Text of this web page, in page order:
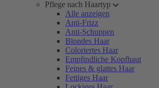
Pflege nach Haartyp
Alle anzeigen
Anti-Frizz
Anti-Schuppen
Blondes Haar
Coloriertes Haar
Empfindliche Kopfhaut
Feines & glattes Haar
Fettiges Haar